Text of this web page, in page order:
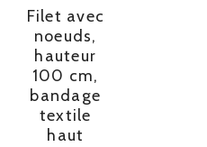
Filet avec
noeuds,
hauteur
100 cm,
bandage
textile
haut